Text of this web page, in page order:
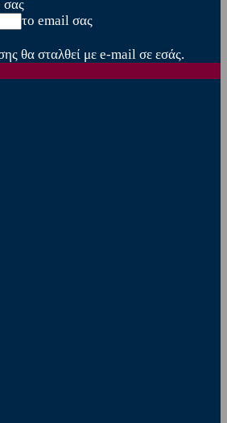
σας
το email σας
θα σταλθεί με e-mail σε εσάς.